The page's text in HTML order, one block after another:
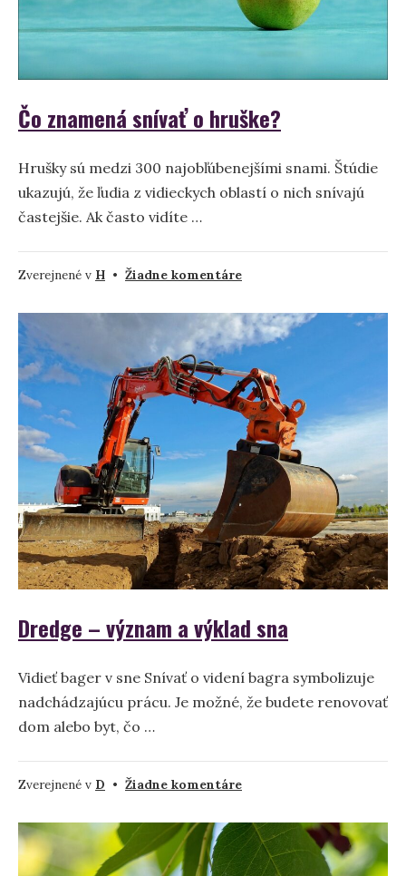
Čo znamená snívať o hruške?
Hrušky sú medzi 300 najobľúbenejšími snami. Štúdie
ukazujú, že ľudia z vidieckych oblastí o nich snívajú
častejšie. Ak často vidíte …
Zverejnené v H • Žiadne komentárena
znamená
snívať
hruške?
Dredge – význam a výklad sna
Vidieť bager v sne Snívať o videní bagra symbolizuje
nadchádzajúcu prácu. Je možné, že budete renovovať
dom alebo byt, čo …
Zverejnené v D • Žiadne komentárena
–
význam
a